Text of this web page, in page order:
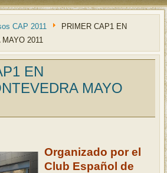
CAP 2011
PRIMER CAP1 EN
2011
EN
MAYO
Organizado por el
Club Español de